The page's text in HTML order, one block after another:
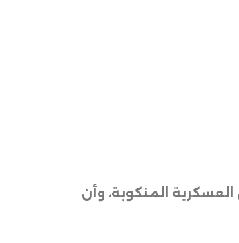
وجثث 19 من ضحايا طائرة الشحن العسكرية المنكوبة، وأن